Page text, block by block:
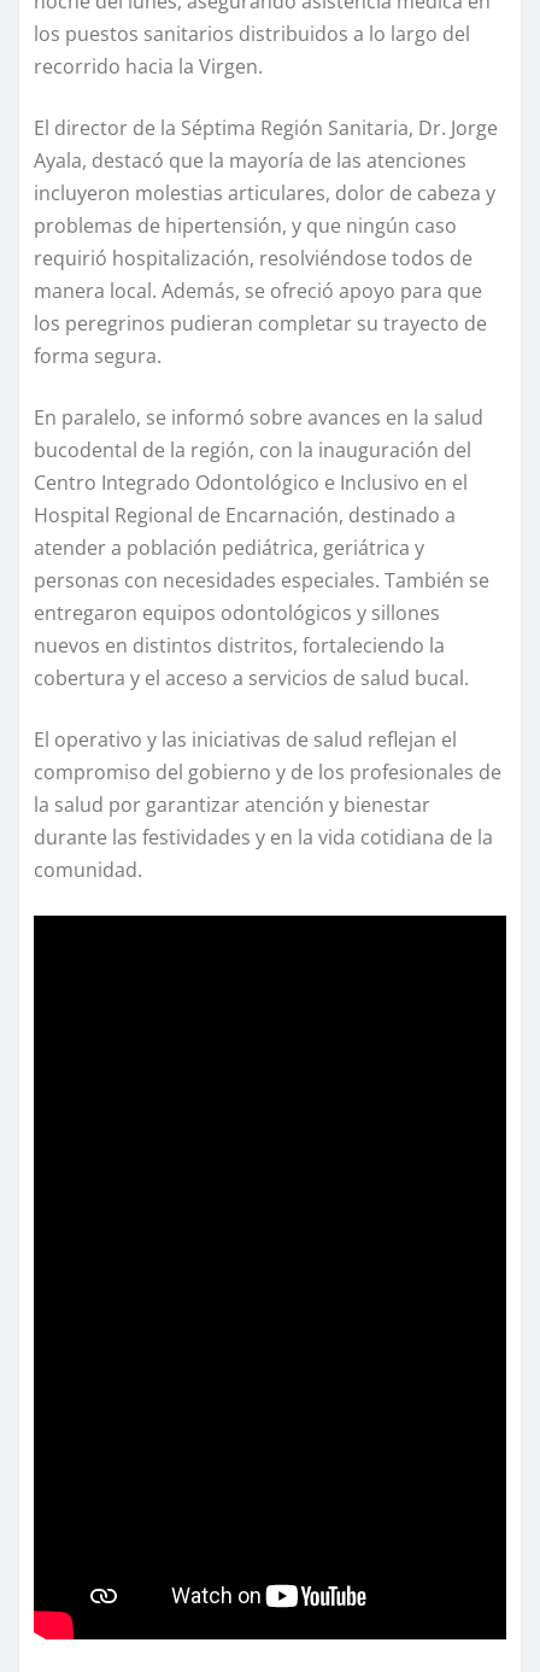
los puestos sanitarios distribuidos a lo largo del
recorrido hacia la Virgen.
El director de la Séptima Región Sanitaria, Dr. Jorge
Ayala, destacó que la mayoría de las atenciones
incluyeron molestias articulares, dolor de cabeza y
problemas de hipertensión, y que ningún caso
requirió hospitalización, resolviéndose todos de
manera local. Además, se ofreció apoyo para que
los peregrinos pudieran completar su trayecto de
forma segura.
En paralelo, se informó sobre avances en la salud
bucodental de la región, con la inauguración del
Centro Integrado Odontológico e Inclusivo en el
Hospital Regional de Encarnación, destinado a
atender a población pediátrica, geriátrica y
personas con necesidades especiales. También se
entregaron equipos odontológicos y sillones
nuevos en distintos distritos, fortaleciendo la
cobertura y el acceso a servicios de salud bucal.
El operativo y las iniciativas de salud reflejan el
compromiso del gobierno y de los profesionales de
la salud por garantizar atención y bienestar
durante las festividades y en la vida cotidiana de la
comunidad.